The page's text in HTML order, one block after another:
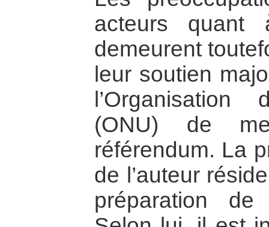
acteurs quant
demeurent
leur soutien
(ONU) de
référendum. La
de l’auteur
préparation de